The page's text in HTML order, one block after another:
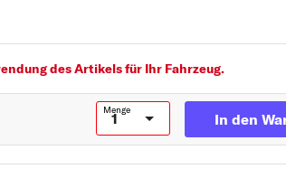
72
des Artikels für Ihr Fahrzeug.
Menge
In den